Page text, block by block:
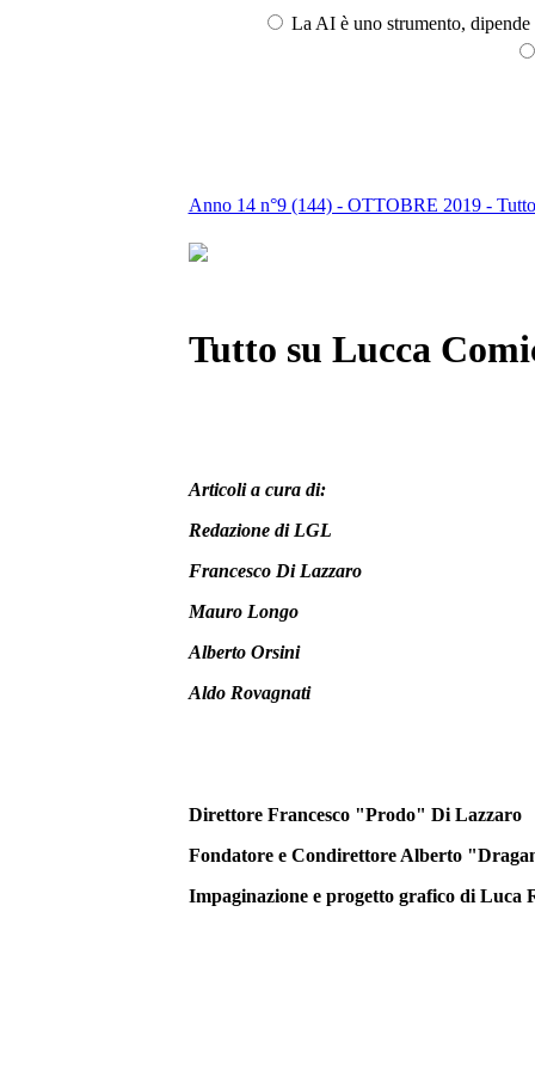
La AI è uno strumento, dipende
Anno 14 n°9 (144) - OTTOBRE 2019 -
Tutto su Lucca
Articoli a cura di:
Redazione di LGL
Francesco Di Lazzaro
Mauro Longo
Alberto Orsini
Aldo Rovagnati
Direttore Francesco "Prodo" Di Lazzaro
Fondatore e Condirettore Alberto
Impaginazione e progetto grafico di Luca